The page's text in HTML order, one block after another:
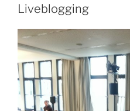
Liveblogging